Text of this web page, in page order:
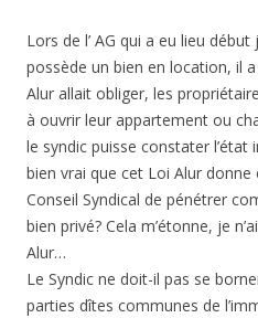
Lors de l’ AG qui a eu lieu
possède un bien en location, il
Alur allait obliger, les
à ouvrir leur appartement ou
le syndic puisse constater
bien vrai que cet Loi Alur donne
Conseil Syndical de pénétrer
bien privé? Cela m’étonne, je
Alur…
Le Syndic ne doit-il pas se
parties dîtes communes de